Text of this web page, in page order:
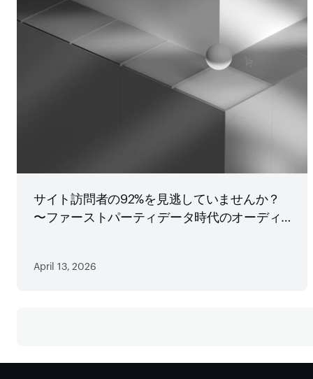
サイト訪問者の92%を見逃していませんか？
〜ファーストパーティデータ時代のオーディ
April 13, 2026